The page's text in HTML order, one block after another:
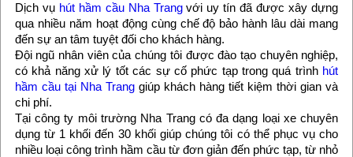
Dịch vụ hút hầm cầu Nha Trangvới uy tín đã được xây dựng
qua nhiều năm hoạt động cùng chế độ bảo hành lâu dài mang
đến sự an tâm tuyệt đối cho khách hàng.
Đội ngũ nhân viên của chúng tôi được đào tạo chuyên nghiệp,
có khả năng xử lý tốt các sự cố phức tạp trong quá trình hút
hầm cầu tại Nha Tranggiúp khách hàng tiết kiệm thời gian và
chi phí.
Tại công ty môi trường Nha Trang có đa dạng loại xe chuyên
dụng từ 1 khối đến 30 khối giúp chúng tôi có thể phục vụ cho
nhiều loại công trình hầm cầu từ đơn giản đến phức tạp, từ nhỏ